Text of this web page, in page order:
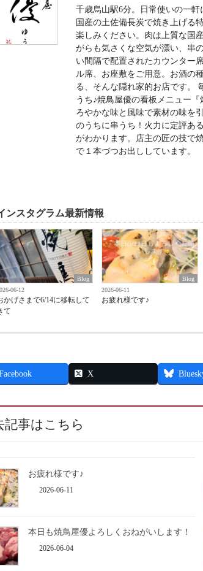
千歳烏山駅6分。日常使いの一軒
国産の土佐備長炭で焼き上げる
楽しみください。肉は上質な国
がらも気さくな空気が漂い、串
い間隔で配置されたカウンター
ル席、お座敷をご用意。お酒の
る、そんな隠れ家的お店です。
うち♪焼鳥屋優の看板メニュー
ろやかな味と風味で素材の味を
のうちに串うち！火力に定評あ
がわかります。店主の匠の技で
で１本づつお出ししています。
ンスタグラム最新情報
Blog
06-12
かげさまで6/14に移転して
て
Blog
2026-06-11
お疲れ様です♪
X
記事はこちら
お疲れ様です♪
2026-06-11
本日も焼鳥屋優よろしくおねがいします！
2026-06-04